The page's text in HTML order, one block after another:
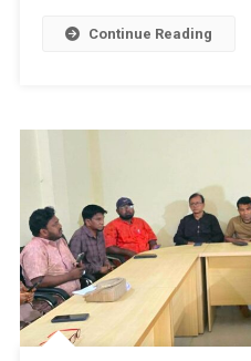
Continue Reading